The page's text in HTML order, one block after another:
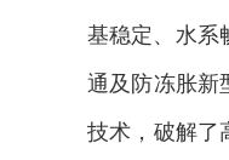
基稳定、水系
通及防冻胀新
技术，破解了